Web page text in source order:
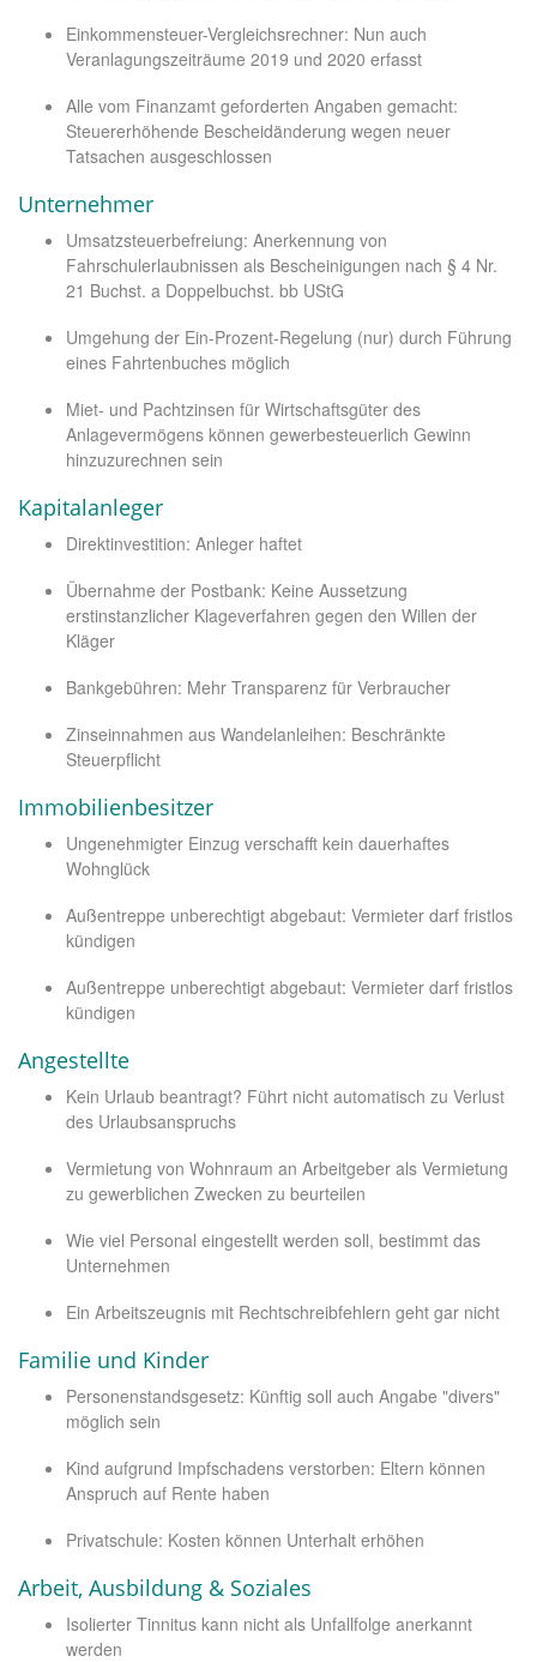
Einkommensteuer-Vergleichsrechner: Nun auch
Veranlagungszeiträume 2019 und 2020 erfasst
Alle vom Finanzamt geforderten Angaben gemacht:
Steuererhöhende Bescheidänderung wegen neuer
Tatsachen ausgeschlossen
Unternehmer
Umsatzsteuerbefreiung: Anerkennung von
Fahrschulerlaubnissen als Bescheinigungen nach § 4 Nr.
21 Buchst. a Doppelbuchst. bb UStG
Umgehung der Ein-Prozent-Regelung (nur) durch Führung
eines Fahrtenbuches möglich
Miet- und Pachtzinsen für Wirtschaftsgüter des
Anlagevermögens können gewerbesteuerlich Gewinn
hinzuzurechnen sein
Kapitalanleger
Direktinvestition: Anleger haftet
Übernahme der Postbank: Keine Aussetzung
erstinstanzlicher Klageverfahren gegen den Willen der
Kläger
Bankgebühren: Mehr Transparenz für Verbraucher
Zinseinnahmen aus Wandelanleihen: Beschränkte
Steuerpflicht
Immobilienbesitzer
Ungenehmigter Einzug verschafft kein dauerhaftes
Wohnglück
Außentreppe unberechtigt abgebaut: Vermieter darf fristlos
kündigen
Außentreppe unberechtigt abgebaut: Vermieter darf fristlos
kündigen
Angestellte
Kein Urlaub beantragt? Führt nicht automatisch zu Verlust
des Urlaubsanspruchs
Vermietung von Wohnraum an Arbeitgeber als Vermietung
zu gewerblichen Zwecken zu beurteilen
Wie viel Personal eingestellt werden soll, bestimmt das
Unternehmen
Ein Arbeitszeugnis mit Rechtschreibfehlern geht gar nicht
Familie und Kinder
Personenstandsgesetz: Künftig soll auch Angabe "divers"
möglich sein
Kind aufgrund Impfschadens verstorben: Eltern können
Anspruch auf Rente haben
Privatschule: Kosten können Unterhalt erhöhen
Arbeit, Ausbildung & Soziales
Isolierter Tinnitus kann nicht als Unfallfolge anerkannt
werden